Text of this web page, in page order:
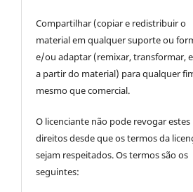
Compartilhar (copiar e redistribuir o
material em qualquer suporte ou
e/ou adaptar (remixar, transformar,
a partir do material) para qualquer
mesmo que comercial.
O licenciante não pode revogar estes
direitos desde que os termos da
sejam respeitados. Os termos são os
seguintes: